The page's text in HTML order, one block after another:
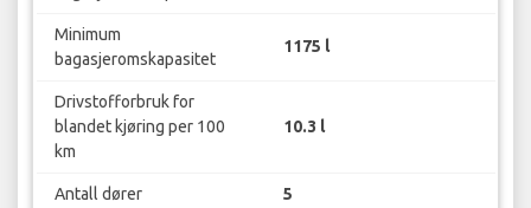
Minimum
bagasjeromskapasitet
1175 l
Drivstofforbruk for
blandet kjøring per 100
km
10.3 l
Antall dører 5